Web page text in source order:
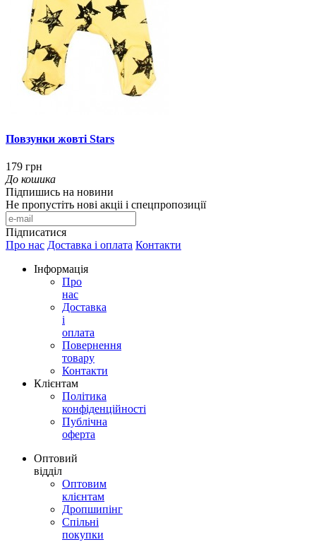
Повзунки жовті Stars
179 грн
До кошика
Підпишись на новини
Не пропустіть нові акціі і спецпропозиції
Підписатися
Про нас Доставка і оплата Контакти
Інформація
Про
нас
Доставка
і
оплата
Повернення
товару
Контакти
Клієнтам
Політика
конфіденційності
Публічна
оферта
Оптовий
відділ
Оптовим
клієнтам
Дропшипінг
Спільні
покупки